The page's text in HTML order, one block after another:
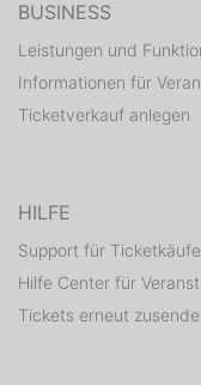
BUSINESS
Leistungen und
Informationen für
Ticketverkauf anlegen
HILFE
Support für
Hilfe Center für
Tickets erneut